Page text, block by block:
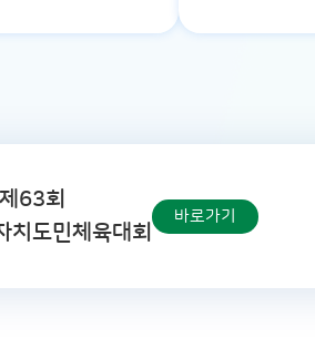
제63회
치도민체육대회
바로가기